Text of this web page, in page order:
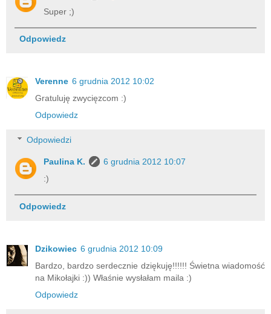
Super ;)
Odpowiedz
Verenne 6 grudnia 2012 10:02
Gratuluję zwycięzcom :)
Odpowiedz
Odpowiedzi
Paulina K.
6 grudnia 2012 10:07
:)
Odpowiedz
Dzikowiec 6 grudnia 2012 10:09
Bardzo, bardzo serdecznie dziękuję!!!!!! Świetna wiadomość
na Mikołajki :)) Właśnie wysłałam maila :)
Odpowiedz